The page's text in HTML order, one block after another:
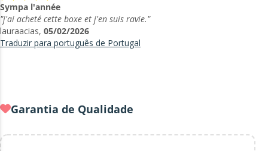
Sympa l'année
"j'ai acheté cette boxe et j'en suis ravie."
lauraacias, 05/02/2026
Traduzir para português de Portugal
Garantia de Qualidade